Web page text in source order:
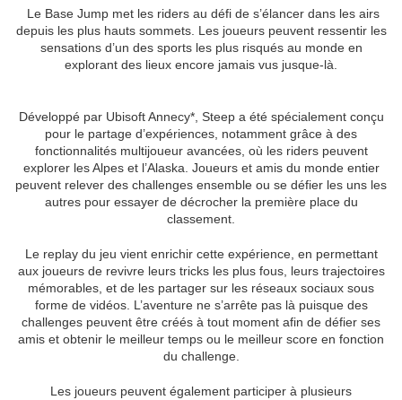
Le Base Jump met les riders au défi de s’élancer dans les airs
depuis les plus hauts sommets. Les joueurs peuvent ressentir les
sensations d’un des sports les plus risqués au monde en
explorant des lieux encore jamais vus jusque-là.
Développé par Ubisoft Annecy*, Steep a été spécialement conçu
pour le partage d’expériences, notamment grâce à des
fonctionnalités multijoueur avancées, où les riders peuvent
explorer les Alpes et l’Alaska. Joueurs et amis du monde entier
peuvent relever des challenges ensemble ou se défier les uns les
autres pour essayer de décrocher la première place du
classement.
Le replay du jeu vient enrichir cette expérience, en permettant
aux joueurs de revivre leurs tricks les plus fous, leurs trajectoires
mémorables, et de les partager sur les réseaux sociaux sous
forme de vidéos. L’aventure ne s’arrête pas là puisque des
challenges peuvent être créés à tout moment afin de défier ses
amis et obtenir le meilleur temps ou le meilleur score en fonction
du challenge.
Les joueurs peuvent également participer à plusieurs